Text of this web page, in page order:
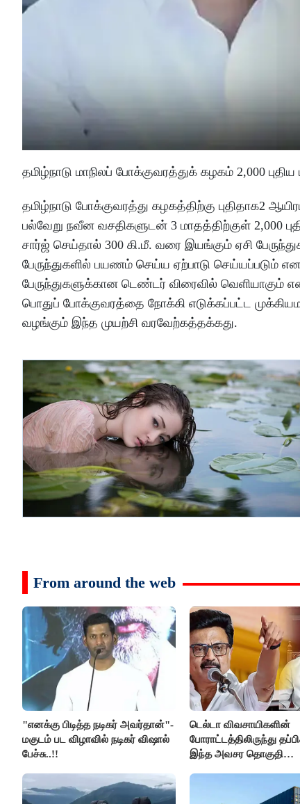
தமிழ்நாடு மாநிலப் போக்குவரத்துக் கழகம் 2,000
தமிழ்நாடு போக்குவரத்து கழகத்திற்கு புதிதாக2
பல்வேறு நவீன வசதிகளுடன் 3 மாதத்திற்குள் 2,000
சார்ஜ் செய்தால் 300 கி.மீ. வரை இயங்கும் ஏசி
பேருந்துகளில் பயணம் செய்ய ஏற்பாடு
பேருந்துகளுக்கான டெண்டர் விரைவில் வெளியாகும்
பொதுப் போக்குவரத்தை நோக்கி எடுக்கப்பட்ட
வழங்கும் இந்த முயற்சி வரவேற்கத்தக்கது.
From around the web
"எனக்கு பிடித்த நடிகர் அவர்தான்"-
மகுடம் பட விழாவில் நடிகர் விஷால்
பேச்சு..!!
டெல்டா விவசாயிகளின்
போராட்டத்திலிருந்து
இந்த அவசர தொகுதி